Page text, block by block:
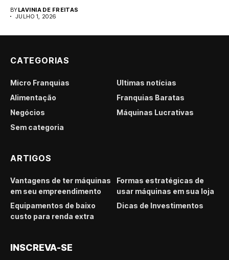
BYLAVINIA DE FREITAS
JULHO 1, 2026
CATEGORIAS
Micro Franquias
Últimas notícias
Alimentação
Franquias Baratas
Negócios
Máquinas Lucrativas
Sem categoria
ARTIGOS
Vantagens de ter máquinas
em seu empreendimento
Formas estratégicas de
usar máquinas em sua loja
Equipamentos de baixo
custo para renda extra
Dicas de Investimentos
INSCREVA-SE